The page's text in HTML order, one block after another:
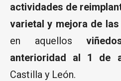
actividades de
varietal y mejora de
en aquellos
anterioridad al 1 de
Castilla y León.